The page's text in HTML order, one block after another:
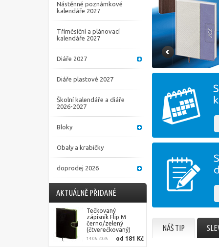
NÁŠ TIP
Nástěnné poznámkové
kalendáře 2027
Tříměsíční a plánovací
kalendáře 2027
Diáře 2027
Diáře plastové 2027
Školní kalendáře a diáře
2026-2027
Bloky
Obaly a krabičky
doprodej 2026
AKTUÁLNĚ PŘIDANÉ
Tečkovaný
zápisník Flip M
černo/zelený
(čtverečkovaný)
14.06.2026 od 181 Kč